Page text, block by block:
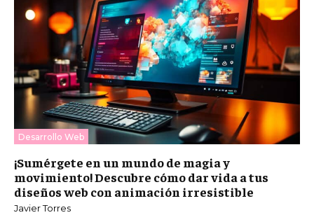
Desarrollo Web
¡Sumérgete en un mundo de magia y
movimiento! Descubre cómo dar vida a tus
diseños web con animación irresistible
Javier Torres